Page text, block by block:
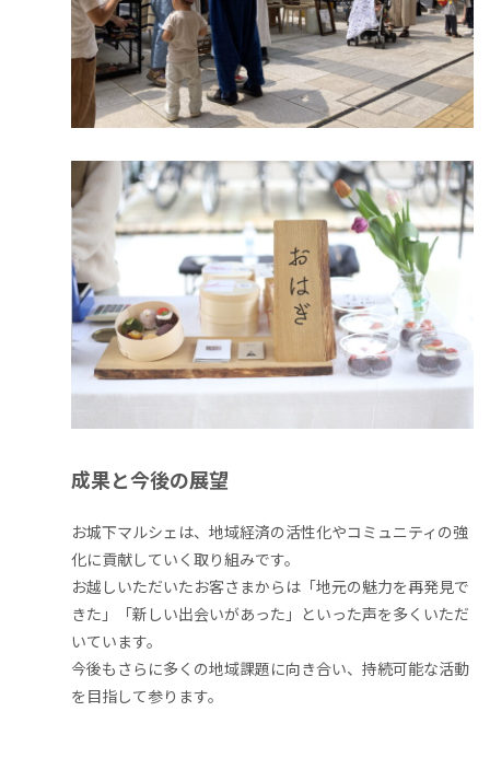
成果と今後の展望
お城下マルシェは、地域経済の活性化やコミュニティの強
化に貢献していく取り組みです。
お越しいただいたお客さまからは「地元の魅力を再発見で
きた」「新しい出会いがあった」といった声を多くいただ
いています。
今後もさらに多くの地域課題に向き合い、持続可能な活動
を目指して参ります。